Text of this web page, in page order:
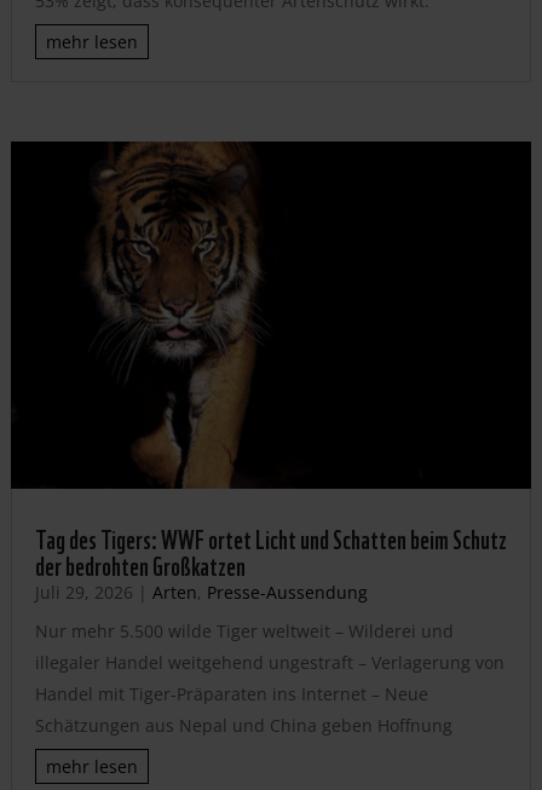
mehr lesen
Tag des Tigers: WWF ortet Licht und Schatten beim Schutz
der bedrohten Großkatzen
Juli 29, 2026 | Arten, Presse-Aussendung
Nur mehr 5.500 wilde Tiger weltweit – Wilderei und
illegaler Handel weitgehend ungestraft – Verlagerung von
Handel mit Tiger-Präparaten ins Internet – Neue
Schätzungen aus Nepal und China geben Hoffnung
mehr lesen